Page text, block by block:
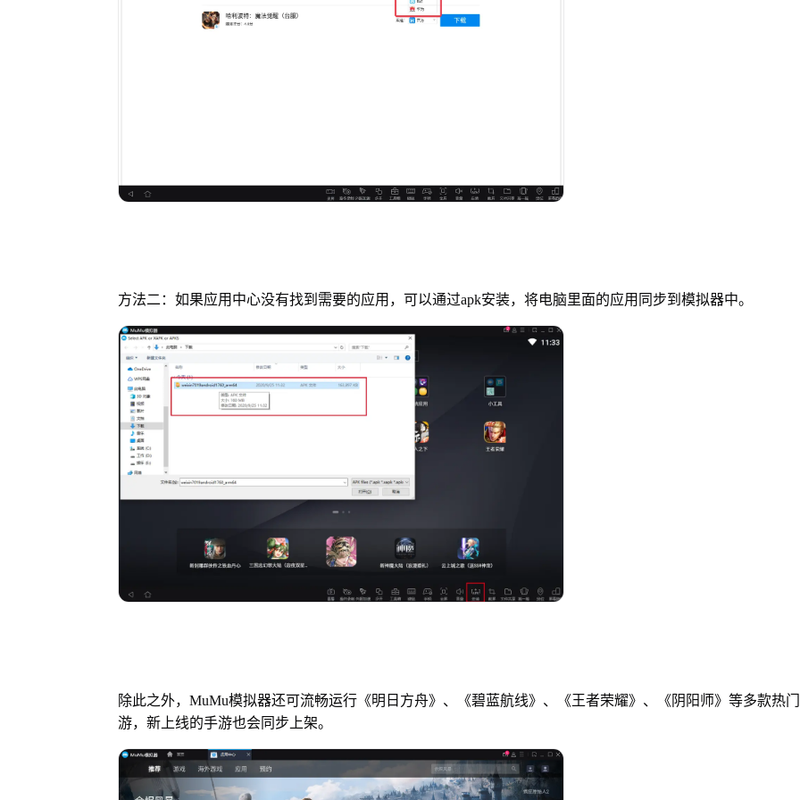
方法二：如果应用中心没有找到需要的应用，可以通过apk安装，将电脑里面的应用同步到模拟器中。
除此之外，MuMu模拟器还可流畅运行《明日方舟》、《碧蓝航线》、《王者荣耀》、《阴阳师》等多款热
游，新上线的手游也会同步上架。